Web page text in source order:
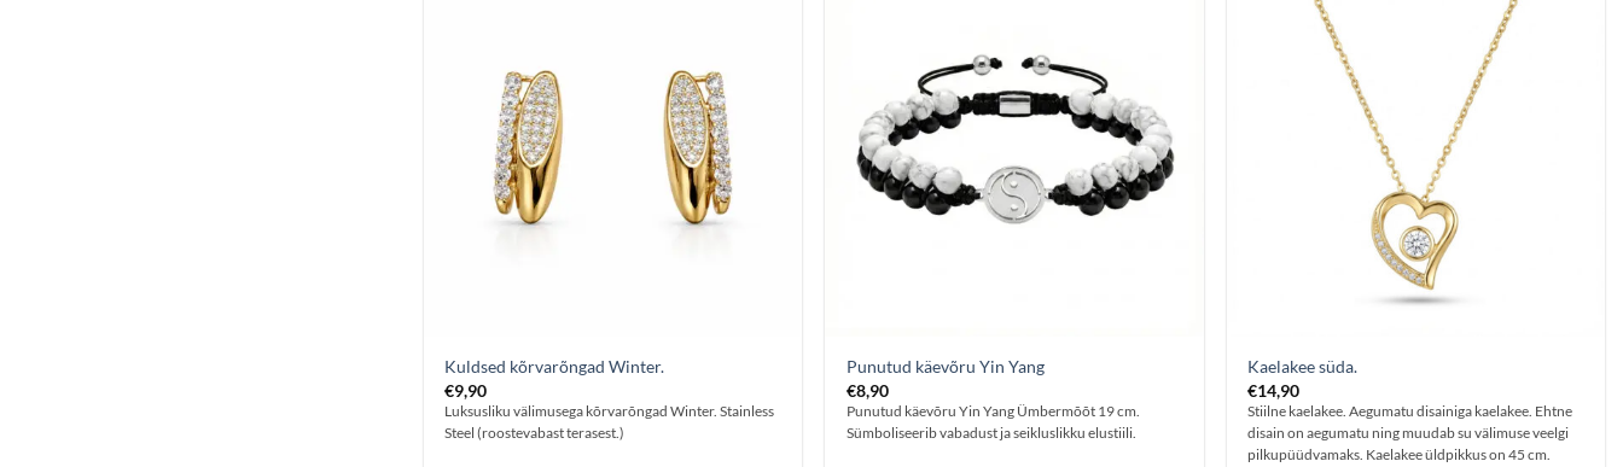
Kuldsed kõrvarõngad Winter.
€9,90
Luksusliku välimusega kõrvarõngad Winter. Stainless
Steel (roostevabast terasest.)
Punutud käevõru Yin Yang
€8,90
Punutud käevõru Yin Yang Ümbermõõt 19 cm.
Sümboliseerib vabadust ja seikluslikku elustiili.
Kaelakee süda.
€14,90
Stiilne kaelakee. Aegumatu disainiga kaelakee. Ehtne
disain on aegumatu ning muudab su välimuse veelgi
pilkupüüdvamaks. Kaelakee üldpikkus on 45 cm.